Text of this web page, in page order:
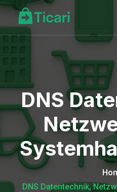
DNS
DNS Datentechnik,